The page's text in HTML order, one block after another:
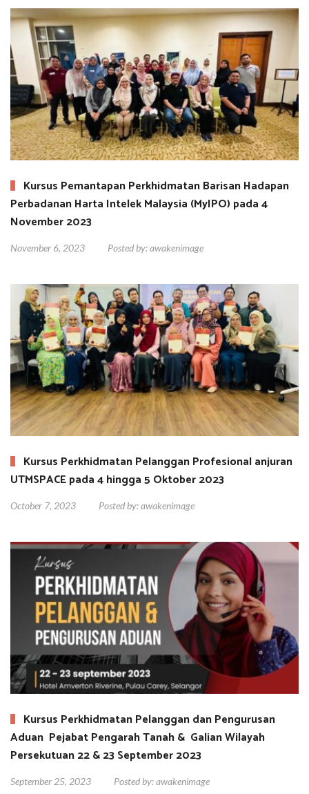
Kursus Pemantapan Perkhidmatan Barisan Hadapan
Perbadanan Harta Intelek Malaysia (MyIPO) pada 4
November 2023
November 6, 2023 Posted by:awakenimage
Kursus Perkhidmatan Pelanggan Profesional anjuran
UTMSPACE pada 4 hingga 5 Oktober 2023
October 7, 2023 Posted by:awakenimage
Kursus Perkhidmatan Pelanggan dan Pengurusan
Aduan Pejabat Pengarah Tanah & Galian Wilayah
Persekutuan 22 & 23 September 2023
September 25, 2023 Posted by:awakenimage